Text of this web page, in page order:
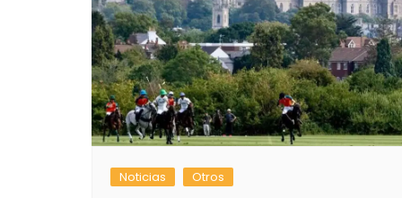
Noticias Otros